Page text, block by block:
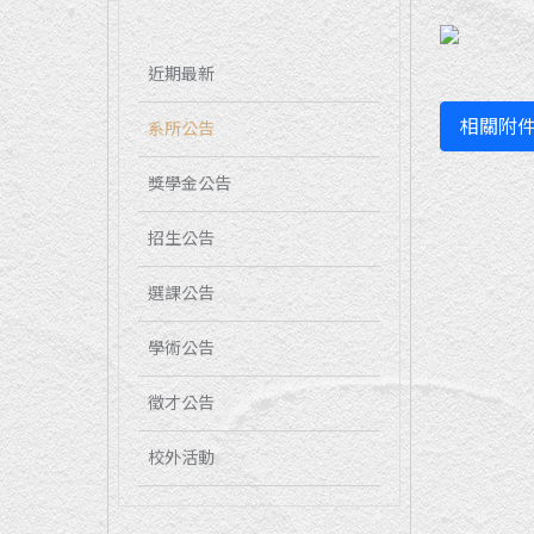
近期最新
系所公告
獎學金公告
招生公告
選課公告
學術公告
徵才公告
校外活動
相關附